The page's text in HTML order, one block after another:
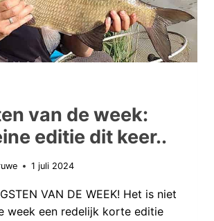
van de week:
editie dit keer..
1 juli 2024
VAN DE WEEK! Het is niet
week een redelijk korte editie